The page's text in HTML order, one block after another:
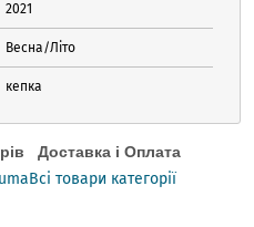
2021
Весна/Літо
кепка
Доставка і Оплата
Всі товари категорії